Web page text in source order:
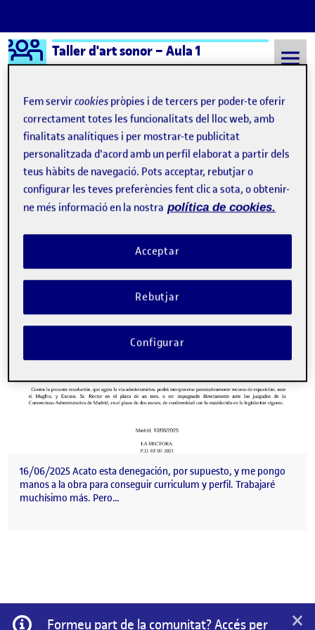
Saltar al contingut
Logo Ágora
Taller d'art sonor – Aula 1
Semestre 20242 - Aula 1 Do not cross Mundos del Arte
Do not cross Mundos del
Arte
Sangra, mi humillado avatar
Úrsula Bischofberger Valdes
16/06/2025 Acato esta denegación, por supuesto, y me pongo
manos a la obra para conseguir curriculum y perfil. Trabajaré
muchísimo más. Pero…
Informació
Formeu part de la comunitat? Accés per ×
Fem servircookies pròpies i de tercers per poder-te oferir
correctament totes les funcionalitats del lloc web, amb
finalitats analítiques i per mostrar-te publicitat
personalitzada d'acord amb un perfil elaborat a partir dels
teus hàbits de navegació. Pots acceptar, rebutjar o
configurar les teves preferències fent clic a sota, o obtenir-
ne més informació en la nostra política de cookies.
Rebutjar
Acceptar
Configurar